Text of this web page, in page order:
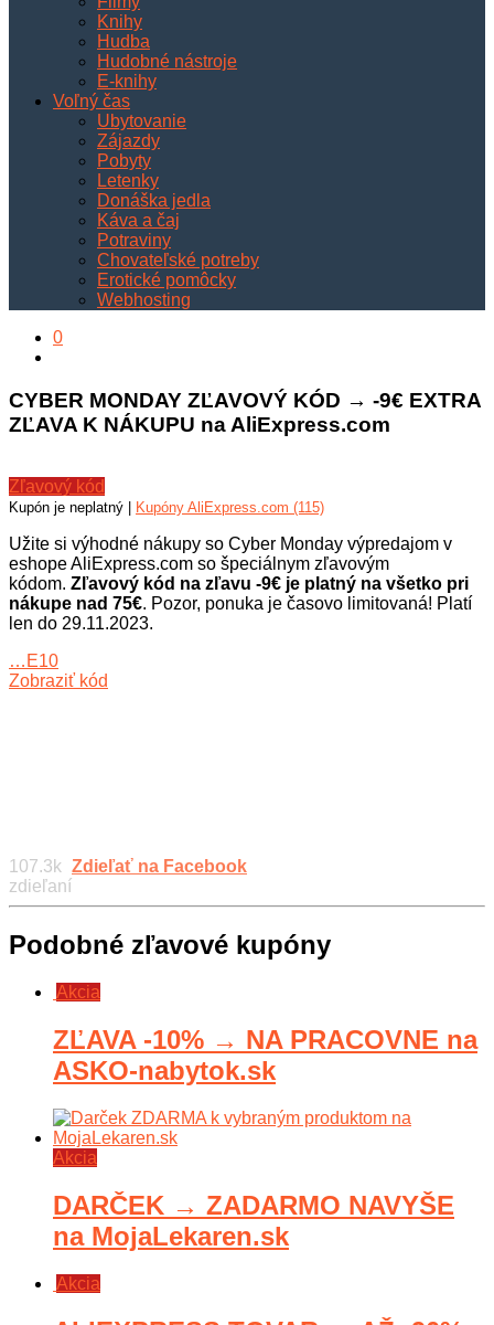
Knihy
Hudba
Hudobné nástroje
E-knihy
Voľný čas
Ubytovanie
Zájazdy
Pobyty
Letenky
Donáška jedla
Káva a čaj
Potraviny
Chovateľské potreby
Erotické pomôcky
Webhosting
0
CYBER MONDAY ZĽAVOVÝ KÓD → -9€ EXTRA
ZĽAVA K NÁKUPU na AliExpress.com
Zľavový kód
Kupón je neplatný | Kupóny AliExpress.com (115)
Užite si výhodné nákupy so Cyber Monday výpredajom v
eshope AliExpress.com so špeciálnym zľavovým
kódom. Zľavový kód na zľavu -9€ je platný na všetko pri
nákupe nad 75€. Pozor, ponuka je časovo limitovaná! Platí
len do 29.11.2023.
…E10
Zobraziť kód
107.3k
zdieľaní
Zdieľať na Facebook
Podobné zľavové kupóny
Akcia
ZĽAVA -10% → NA PRACOVNE na
ASKO-nabytok.sk
Akcia
DARČEK → ZADARMO NAVYŠE
na MojaLekaren.sk
Akcia